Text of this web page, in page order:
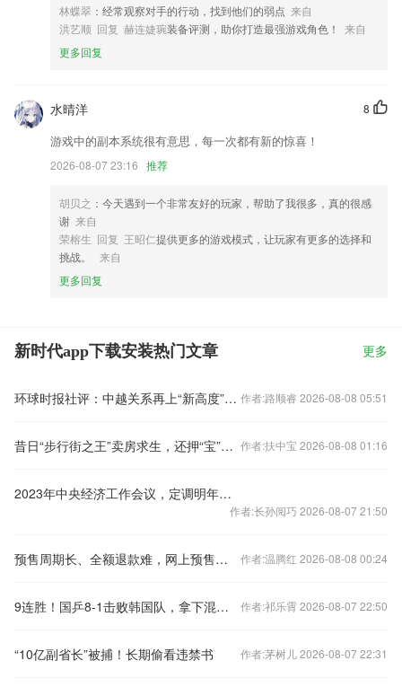
林蝶翠 ：经常观察对手的行动，找到他们的弱点 来自
洪艺顺 回复 赫连婕琬装备评测，助你打造最强游戏角色！
来自
更多回复
8
水晴洋
游戏中的副本系统很有意思，每一次都有新的惊喜！
2026-08-07 23:16 推荐
胡贝之 ：今天遇到一个非常友好的玩家，帮助了我很多，真的很感
谢 来自
荣榕生 回复 王昭仁提供更多的游戏模式，让玩家有更多的选择和
挑战。
来自
更多回复
新时代app下载安装热门文章 更多
环球时报社评：中越关系再上“新高度”令人期待 作者:路顺睿 2026-08-08 05:51
昔日“步行街之王”卖房求生，还押“宝”千元羽绒服 作者:扶中宝 2026-08-08 01:16
2023年中央经济工作会议，定调明年经济工作
作者:长孙阅巧 2026-08-07 21:50
预售周期长、全额退款难，网上预售票套路埋得深 作者:温腾红 2026-08-08 00:24
9连胜！国乒8-1击败韩国队，拿下混合团体世界杯冠军 作者:祁乐霄 2026-08-07 22:50
“10亿副省长”被捕！长期偷看违禁书 作者:茅树儿 2026-08-07 22:31